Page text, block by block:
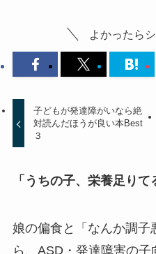
よかったら
子どもが発達障がいなら絶
対読んだほうが良い本Best
３
「うちの子、栄養足り
娘の偏食と「なんか調子
ら、ASD・発達障害の子